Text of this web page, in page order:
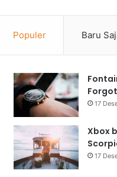
Populer Baru
17
Xbox
17